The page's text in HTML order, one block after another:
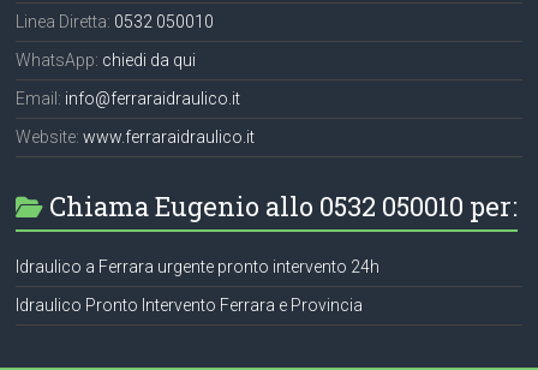
Linea Diretta: 0532 050010
WhatsApp: chiedi da qui
Email: info@ferraraidraulico.it
Website:www.ferraraidraulico.it
Chiama Eugenio allo 0532 050010 per:
Idraulico a Ferrara urgente pronto intervento 24h
Idraulico Pronto Intervento Ferrara e Provincia